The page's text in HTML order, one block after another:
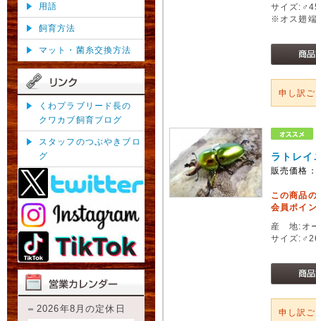
用語
飼育方法
マット・菌糸交換方法
くわプラブリード長の
クワカブ飼育ブログ
スタッフのつぶやきブロ
グ
2026年8月の定休日
サイズ
※オス翅
申し訳
ラトレ
販売価格
この商品
会員ポイ
産 地:オ
サイズ
申し訳